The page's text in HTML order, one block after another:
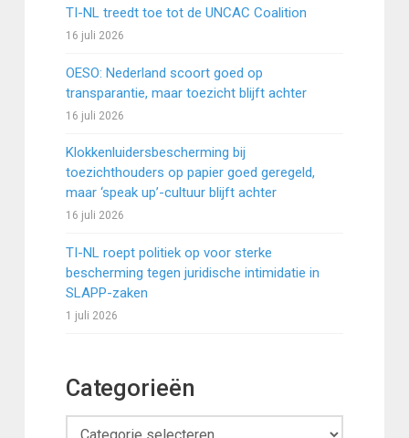
TI-NL treedt toe tot de UNCAC Coalition
16 juli 2026
OESO: Nederland scoort goed op
transparantie, maar toezicht blijft achter
16 juli 2026
Klokkenluidersbescherming bij
toezichthouders op papier goed geregeld,
maar ‘speak up’-cultuur blijft achter
16 juli 2026
TI-NL roept politiek op voor sterke
bescherming tegen juridische intimidatie in
SLAPP-zaken
1 juli 2026
Categorieën
Categorieën